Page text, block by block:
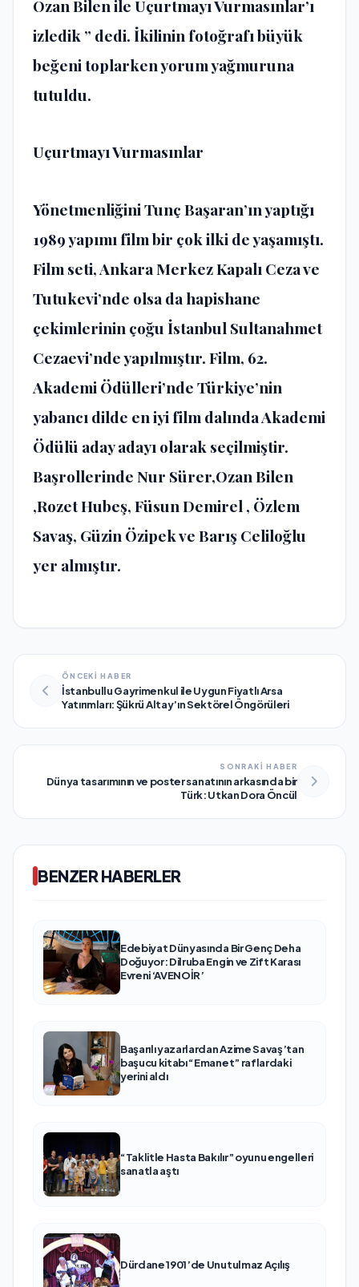
Ozan Bilen ile Uçurtmayı Vurmasınlar’ı
izledik ” dedi. İkilinin fotoğrafı büyük
beğeni toplarken yorum yağmuruna
tutuldu.
Uçurtmayı Vurmasınlar
Yönetmenliğini Tunç Başaran’ın yaptığı
1989 yapımı film bir çok ilki de yaşamıştı.
Film seti, Ankara Merkez Kapalı Ceza ve
Tutukevi’nde olsa da hapishane
çekimlerinin çoğu İstanbul Sultanahmet
Cezaevi’nde yapılmıştır. Film, 62.
Akademi Ödülleri’nde Türkiye’nin
yabancı dilde en iyi film dalında Akademi
Ödülü aday adayı olarak seçilmiştir.
Başrollerinde Nur Sürer,Ozan Bilen
,Rozet Hubeş, Füsun Demirel , Özlem
Savaş, Güzin Özipek ve Barış Celiloğlu
yer almıştır.
ÖNCEKİ HABER
İstanbullu Gayrimenkul ile Uygun Fiyatlı Arsa
Yatırımları: Şükrü Altay’ın Sektörel Öngörüleri
SONRAKİ HABER
Dünya tasarımının ve poster sanatının arkasında bir
Türk: Utkan Dora Öncül
BENZER HABERLER
Edebiyat Dünyasında Bir Genç Deha
Doğuyor: Dilruba Engin ve Zift Karası
Evreni ‘AVENOİR’
Başarılı yazarlardan Azime Savaş’tan
başucu kitabı “Emanet” raflardaki
yerini aldı
“Taklitle Hasta Bakılır” oyunu engelleri
sanatla aştı
Dürdane 1901’de Unutulmaz Açılış